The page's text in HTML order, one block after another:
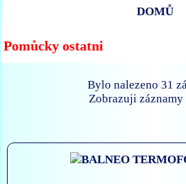
DOMŮ
Pomůcky ostatni
Bylo nalezeno 31
Zobrazuji záznamy